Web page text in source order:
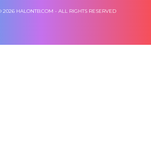
2026 HALONTB.COM - ALL RIGHTS RESERVED